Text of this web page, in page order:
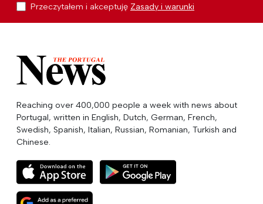
Przeczytałem i akceptuję Zasady i warunki
Reaching over 400,000 people a week with news about
Portugal, written in English, Dutch, German, French,
Swedish, Spanish, Italian, Russian, Romanian, Turkish and
Chinese.